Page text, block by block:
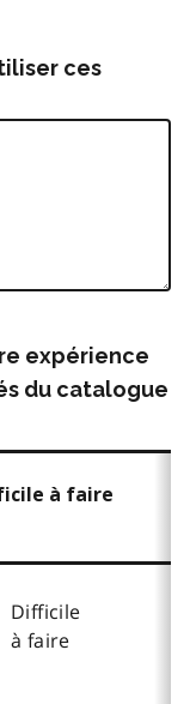
ces
expérience
du catalogue
à faire
Difficile
à faire